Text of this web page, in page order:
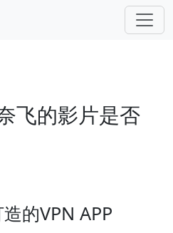
飞的影片是否
的VPN APP